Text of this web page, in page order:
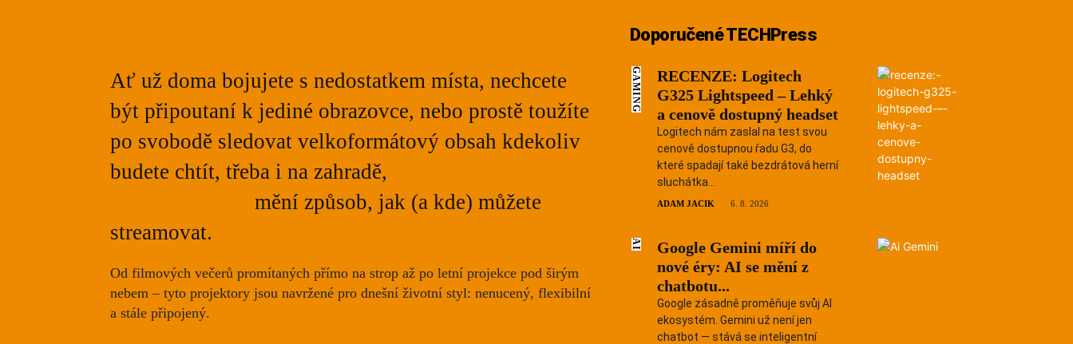
Ať už doma bojujete s nedostatkem místa, nechcete
být připoutaní k jediné obrazovce, nebo prostě toužíte
po svobodě sledovat velkoformátový obsah kdekoliv
budete chtít, třeba i na zahradě,
mění způsob, jak (a kde) můžete
streamovat.
Od filmových večerů promítaných přímo na strop až po letní projekce pod širým
nebem – tyto projektory jsou navržené pro dnešní životní styl: nenucený, flexibilní
a stále připojený.
Doporučené TECHPress
GAMING
RECENZE: Logitech
G325 Lightspeed – Lehký
a cenově dostupný headset
Logitech nám zaslal na test svou
cenově dostupnou řadu G3, do
které spadají také bezdrátová herní
sluchátka...
ADAM JACIK 6. 8. 2026
AI
Google Gemini míří do
nové éry: AI se mění z
chatbotu...
Google zásadně proměňuje svůj AI
ekosystém. Gemini už není jen
chatbot — stává se inteligentní